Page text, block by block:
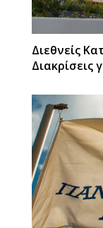
Διεθνείς
Διακρίσεις